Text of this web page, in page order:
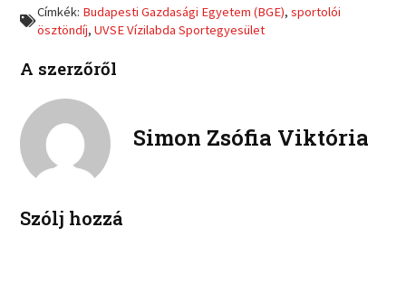
e
o
k
t
n
l
n
e
n
p
e
Címkék: Budapesti Gazdasági Egyetem (BGE),sportolói
ösztöndíj,UVSE Vízilabda Sportegyesület
A szerzőről
Simon Zsófia Viktória
Szólj hozzá